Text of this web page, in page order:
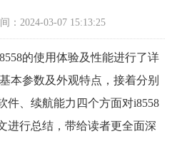
：2024-03-07 15:13:25
的使用体验及性能进行了详
本参数及外观特点，接着分别
件、续航能力四个方面对i8558
进行总结，带给读者更全面深